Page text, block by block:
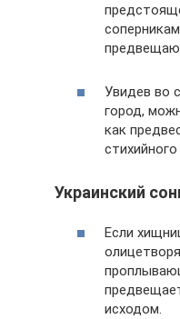
Увидев во
город,
как
Украинский
Если
исходом.